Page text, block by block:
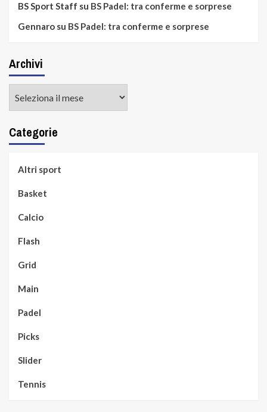
BS Sport Staff su BS Padel: tra conferme e sorprese
Gennaro su BS Padel: tra conferme e sorprese
Archivi
Categorie
Altri sport
Basket
Calcio
Flash
Grid
Main
Padel
Picks
Slider
Tennis